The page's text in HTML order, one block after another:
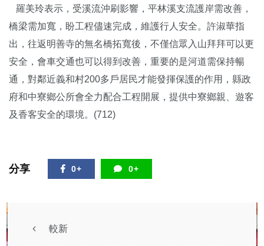
羅美玲表示，受溪流沖刷影響，平林溪支流護岸需改善，
橋梁需加寬，盼工程儘速完成，維護行人安全。許淑華指
出，往返明善寺的無名橋拓寬後，不僅信眾入山拜拜可以更
安全，會車交通也可以得到改善，重要的是河道需保持暢
通，對鄰近義和村200多戶居民才能發揮保護的作用，縣政
府和中寮鄉公所會全力配合工程開展，提供中寮鄉親、遊客
及香客安全的環境。(712)
分享 0+ 0+
較新